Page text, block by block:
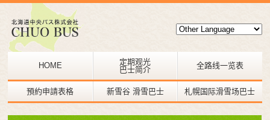
HOME
定期观光
巴士简介
全路线一览表
預約申請表格 新雪谷 滑雪巴士 札幌国际滑雪场巴士